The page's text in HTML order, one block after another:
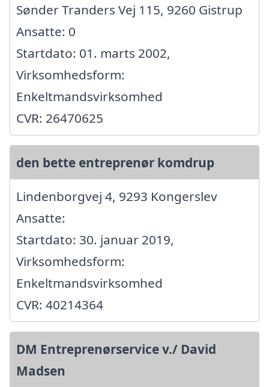
Sønder Tranders Vej 115, 9260 Gistrup
Ansatte: 0
Startdato: 01. marts 2002,
Virksomhedsform:
Enkeltmandsvirksomhed
CVR: 26470625
den bette entreprenør komdrup
Lindenborgvej 4, 9293 Kongerslev
Ansatte:
Startdato: 30. januar 2019,
Virksomhedsform:
Enkeltmandsvirksomhed
CVR: 40214364
DM Entreprenørservice v./ David
Madsen